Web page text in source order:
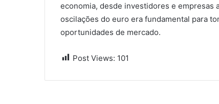
economia, desde investidores e empresas
oscilações do euro era fundamental para
oportunidades de mercado.
Post Views: 101